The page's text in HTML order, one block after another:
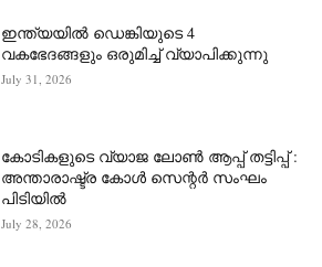
ഇന്ത്യയിൽ ഡെങ്കിയുടെ 4
വകഭേദങ്ങളും ഒരുമിച്ച് വ്യാപിക്കുന്നു
July 31, 2026
കോടികളുടെ വ്യാജ ലോൺ ആപ്പ് തട്ടിപ്പ് :
അന്താരാഷ്ട്ര കോൾ സെന്റർ സംഘം
പിടിയില്‍
July 28, 2026